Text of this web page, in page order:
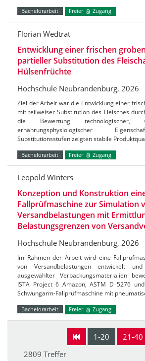
Bachelorarbeit Freier Zugang
Florian Wedtrat
Entwicklung einer frischen
partieller Substitution des
Hülsenfrüchte
Hochschule Neubrandenburg, 2026
Ziel der Arbeit war die Entwicklung einer
mit teilweiser Substitution des Fleisches
die Bewertung technologischer,
ernährungsphysiologischer
Substitutionsstufen zeigten stabile
Bachelorarbeit Freier Zugang
Leopold Winters
Konzeption und Konstruktion
Fallprüfmaschine zur Simulation
Versandbelastungen mit
Belastungsgrenzen von
Hochschule Neubrandenburg, 2026
Im Rahmen der Arbeit wird eine
von Versandbelastungen entwickelt
ausgewählter Verpackungsmaterialien
ISTA Project 6 Amazon, ASTM D 5276
Schwungarm-Fallprüfmaschine mit
Bachelorarbeit Freier Zugang
1-20 21-40
2809 Treffer